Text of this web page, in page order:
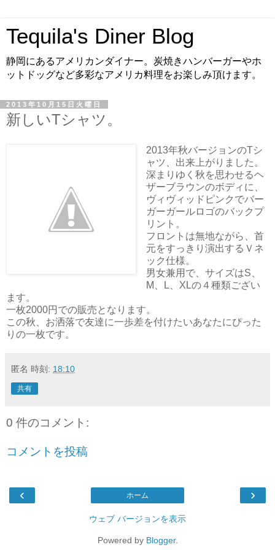
Tequila's Diner Blog
静岡にあるアメリカンダイナー。炭焼きハンバーガーやホ
ットドッグなど多彩なアメリカ料理をお楽しみ頂けます。
2013年10月15日火曜日
新しいTシャツ。
2013年秋バージョンのTシ
ャツ、出来上がりました。
深まりゆく秋を思わせるヘ
ザーブラウンのボディに、
ヴィヴィッドピンクでバー
ガーガールロゴのバックプ
リント。
フロントは無地ながら、首
元をすっきり演出するＶネ
ック仕様。
男女兼用で、サイズはS、
M、L、XLの４種類ござい
ます。
一枚2000円での販売となります。
この秋、お洒落で友達に一歩差を付けたいあなたにぴった
りの一枚です。
匿名 時刻: 18:10
共有
0 件のコメント:
コメントを投稿
‹ ›
ホーム
ウェブ バージョンを表示
Powered by Blogger.